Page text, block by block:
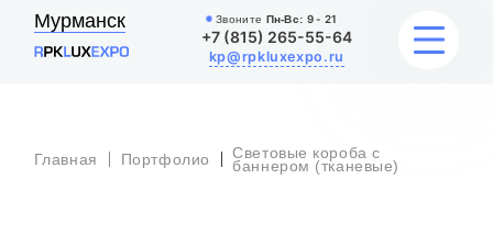
Мурманск Звоните Пн-Вс: 9 - 21
+7 (815) 265-55-64
kp@rpkluxexpo.ru
УСЛУГИ
Главная Портфолио Световые короба с
баннером (тканевые)